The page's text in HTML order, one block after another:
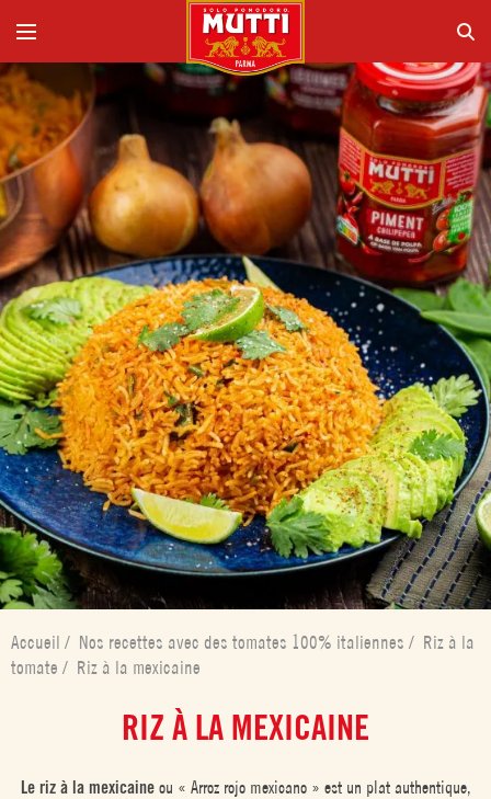
Accueil / Nos recettes avec des tomates 100% italiennes / Riz à la
tomate / Riz à la mexicaine
RIZ À LA MEXICAINE
Le riz à la mexicaineou « Arroz rojo mexicano » est un plat authentique,